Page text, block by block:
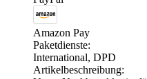
Amazon Pay
Paketdienste:
International, DPD
Artikelbeschreibung: